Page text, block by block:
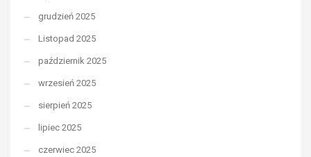
grudzień 2025
Listopad 2025
październik 2025
wrzesień 2025
sierpień 2025
lipiec 2025
czerwiec 2025